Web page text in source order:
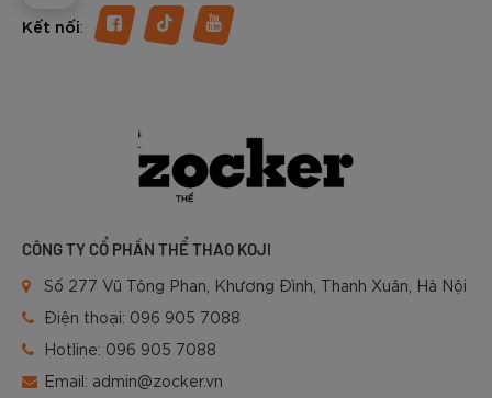
Kết nối:
CÔNG TY CỔ PHẦN THỂ THAO KOJI
Số 277 Vũ Tông Phan, Khương Đình, Thanh Xuân, Hà Nội
Điện thoại: 096 905 7088
Hotline: 096 905 7088
Email: admin@zocker.vn